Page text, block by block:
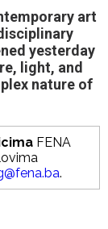
art
yesterday
light, and
nature of
FENA
.